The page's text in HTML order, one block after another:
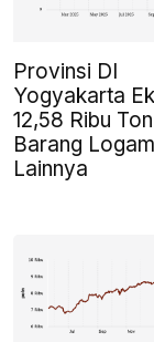
Provinsi DI
Yogyakarta
12,58 Ribu
Barang Logam
Lainnya